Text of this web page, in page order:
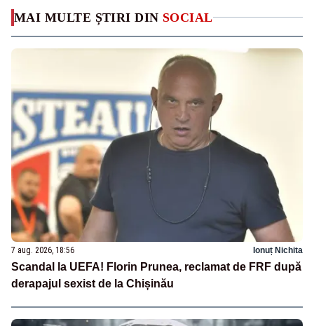
MAI MULTE ȘTIRI DIN SOCIAL
7 aug. 2026, 18:56 Ionuț Nichita
Scandal la UEFA! Florin Prunea, reclamat de FRF după
derapajul sexist de la Chișinău